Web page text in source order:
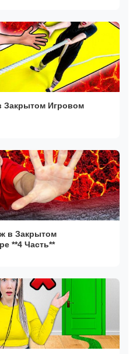
Закрытом Игровом
в Закрытом
**4 Часть**